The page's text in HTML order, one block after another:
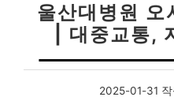
울산대병원 오
| 대중교통,
2025-01-31